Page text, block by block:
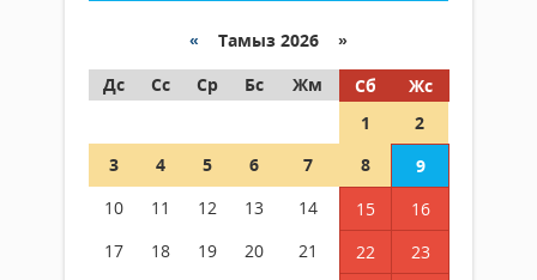
« Тамыз 2026 »
Дс
Сс Ср Бс Жм Сб
Жс
1
2
3
4 5 6 7 8
9
10
11 12 13 14 15
16
17
18 19 20 21 22
23